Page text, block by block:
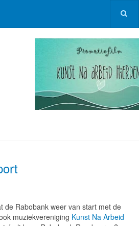
de Rabobank weer van start met de
muziekvereniging Kunst Na Arbeid